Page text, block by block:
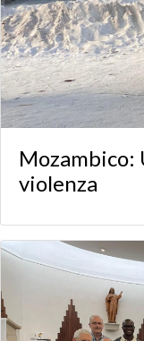
Mozambico:
violenza